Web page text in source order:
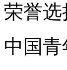
荣誉选
中国